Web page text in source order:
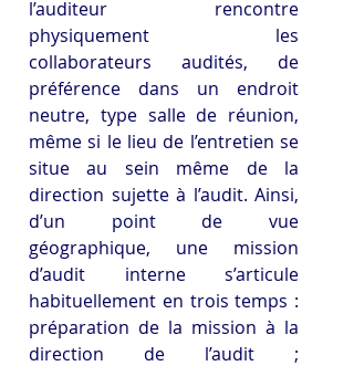
l’auditeur rencontre
physiquement les
collaborateurs audités, de
préférence dans un endroit
neutre, type salle de réunion,
même si le lieu de l’entretien se
situe au sein même de la
direction sujette à l’audit. Ainsi,
d’un point de vue
géographique, une mission
d’audit interne s’articule
habituellement en trois temps :
préparation de la mission à la
direction de l’audit ;